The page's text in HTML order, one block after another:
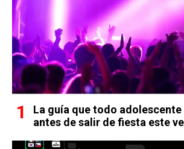
La guía que todo
antes de salir de fiesta este